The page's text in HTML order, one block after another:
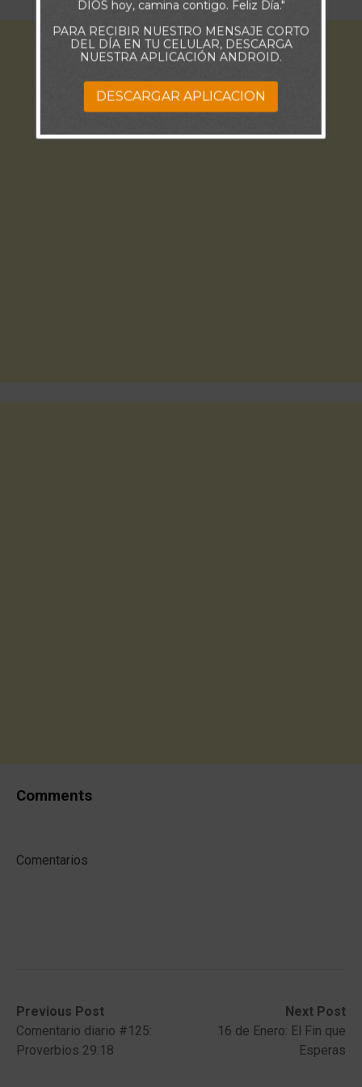
Comments
Comentarios
Post
navigation
Previous Post
Previous
post:Comentario diario #125:
Proverbios 29:18
Next Post
Next
post:
16 de Enero: El Fin que
Esperas
DIOS hoy, camina contigo. Feliz Día."
PARA RECIBIR NUESTRO MENSAJE CORTO
DEL DÍA EN TU CELULAR, DESCARGA
NUESTRA APLICACIÓN ANDROID.
DESCARGAR APLICACION